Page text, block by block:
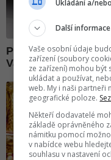
Ukládání a/
Další informace
Vaše osobní údaje
zařízení (soubory
ze zařízení) mohou být
ukládat a používat,
web. My i naši partneři
geografické poloze.
Někteří dodavatelé
základě oprávněného
námitku pomocí
v nabídce webu
souhlasu v nastavení